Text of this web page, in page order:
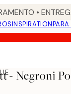
•
INSPIRATIONPARA
- Negroni